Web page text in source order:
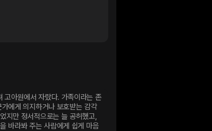
고아원에서 자랐다. 가족이라는 존
에게 의지하거나 보호받는 감각
지만 정서적으로는 늘 공허했고,
바라봐 주는 사람에게 쉽게 마음